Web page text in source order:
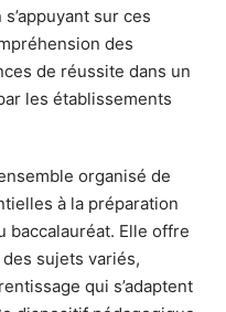
sur ces
des
de réussite dans un
les établissements
organisé de
à la préparation
baccalauréat. Elle offre
sujets variés,
qui s’adaptent